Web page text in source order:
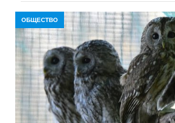
ОБЩЕСТВО